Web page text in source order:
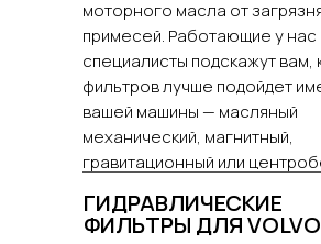
моторного масла от
примесей. Работающие у нас
специалисты подскажут вам,
фильтров лучше подойдет
вашей машины — масляный
механический, магнитный,
гравитационный или
ГИДРАВЛИЧЕСКИЕ
ФИЛЬТРЫ ДЛЯ VOLVO